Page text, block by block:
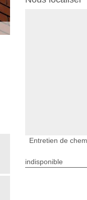
Entretien de
indisponible